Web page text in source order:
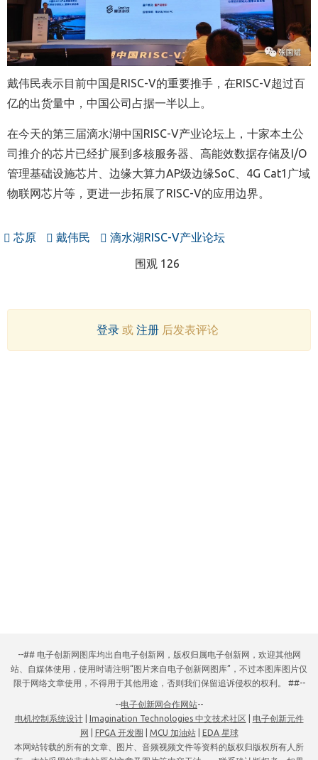
戴伟民表示目前中国是RISC-V的重要推手，在RISC-V超过百
亿的出货量中，中国公司占据一半以上。
在今天的第三届滴水湖中国RISC-V产业论坛上，十家本土公
司推介的芯片已经扩展到多核服务器、高能效数据存储及I/O
管理基础设施芯片、边缘大算力AP级边缘SoC、4G Cat1广域
物联网芯片等，更进一步拓展了RISC-V的应用边界。
芯原 戴伟民 滴水湖RISC-V产业论坛
围观 126
登录或 注册后发表评论
--## 电子创新网图库均出自电子创新网，版权归属电子创新网，欢迎其他网
站、自媒体使用，使用时请注明“图片来自电子创新网图库”，不过本图库图片仅
限于网络文章使用，不得用于其他用途，否则我们保留追诉侵权的权利。 ##--
--电子创新网合作网站--
电机控制系统设计| Imagination Technologies 中文技术社区
电子创新元件
网
FPGA 开发圈 MCU 加油站|
EDA 星球
本网站转载的所有的文章、图片、音频视频文件等资料的版权归版权所有人所